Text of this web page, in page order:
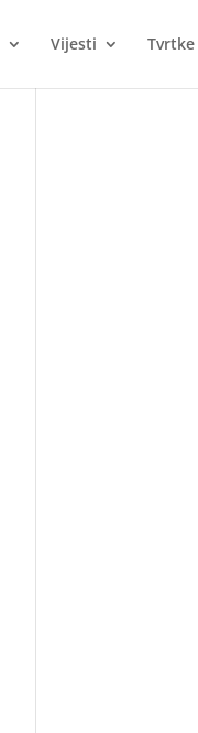
Vijesti Tvrtke